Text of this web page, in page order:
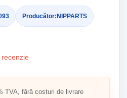
Producător: NIPPARTS
TVA, fără costuri de livrare